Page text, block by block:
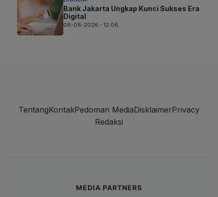
Bank Jakarta Ungkap Kunci Sukses Era
Digital
08-08-2026 - 12.06
TentangKontakPedoman MediaDisklaimerPrivacy
Redaksi
MEDIA PARTNERS